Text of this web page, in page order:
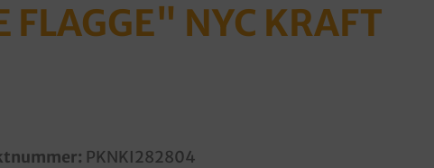
NYC KRAFT
PKNKI282804